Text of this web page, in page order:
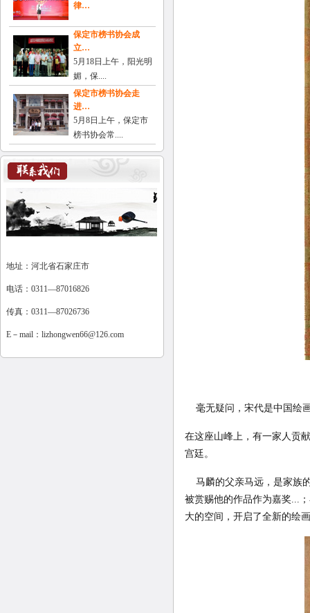
律…
保定市榜书协会成
立…
5月18日上午，阳光明
媚，保....
保定市榜书协会走
进…
5月8日上午，保定市
榜书协会常....
地址：河北省石家庄市
电话：0311—87016826
传真：0311—87026736
E－mail： lizhongwen66@126.com
毫无疑问，宋代是中国绘
在这座山峰上，有一家人贡
宫廷。
马麟的父亲马远，是家族
被赏赐他的作品作为嘉奖...
大的空间，开启了全新的绘